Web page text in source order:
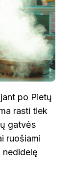
po Pietų
rasti tiek
gatvės
ruošiami
nedidelę